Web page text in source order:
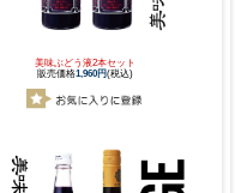
美味ぶどう液2本セット
販売価格1,960円(税込)